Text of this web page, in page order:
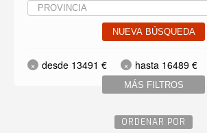
NUEVA BÚSQUEDA
MÁS FILTROS
desde 13491 € hasta 16489 €
ORDENAR POR